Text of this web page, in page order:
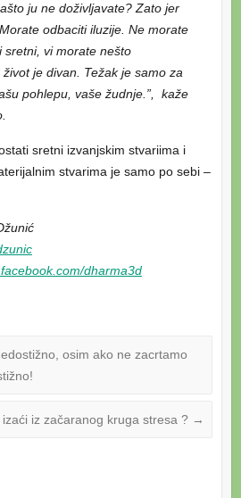
ju ne doživljavate? Zato jer
odbaciti iluzije. Ne morate
sretni, vi morate nešto
je divan. Težak je samo za
pohlepu, vaše žudnje.”, kaže
sretni izvanjskim stvariima i
stvarima je samo po sebi –
dharma3d
osim ako ne zacrtamo
izaći iz začaranog kruga stresa ? →